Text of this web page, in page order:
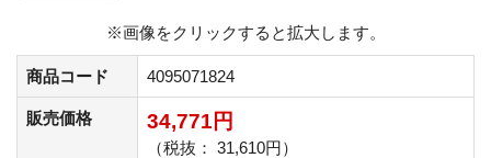
※画像をクリックすると拡大します。
商品コード 4095071824
販売価格 34,771円
（税抜： 31,610円）